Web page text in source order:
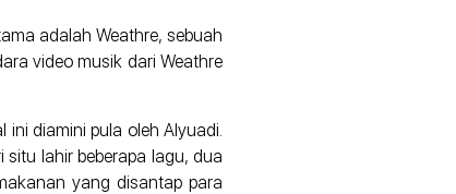
adalah Weathre, sebuah
video musik dari Weathre
diamini pula oleh Alyuadi.
situ lahir beberapa lagu, dua
yang disantap para